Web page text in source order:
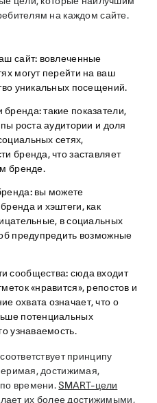
на каждом сайте.
сайт: вовлеченные
могут перейти на ваш
уникальных посещений.
бренда:такие показатели,
роста аудитории и доля
сетях,
бренда, что заставляет
бренде.
вы можете
и хэштеги, как
в социальных
предупредить возможные
сообщества: сюда входит
«нравится», репостов и
охвата означает, что о
потенциальных
узнаваемость.
принципу
достижимая,
по времени.SMART-цели
их более достижимыми,